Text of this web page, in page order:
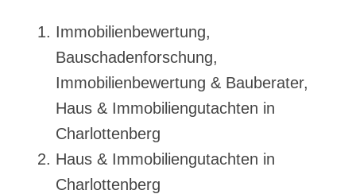
Immobilienbewertung,
Bauschadenforschung,
Immobilienbewertung & Bauberater,
Haus & Immobiliengutachten in
Charlottenberg
Haus & Immobiliengutachten in
Charlottenberg